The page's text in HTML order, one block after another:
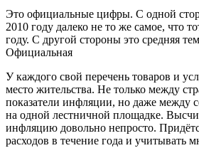
Это официальные цифры. С одной
2010 году далеко не то же самое, что
году. С другой стороны это средняя
Официальная
У каждого свой перечень товаров и
место жительства. Не только между
показатели инфляции, но даже между
на одной лестничной площадке.
инфляцию довольно непросто.
расходов в течение года и учитывать